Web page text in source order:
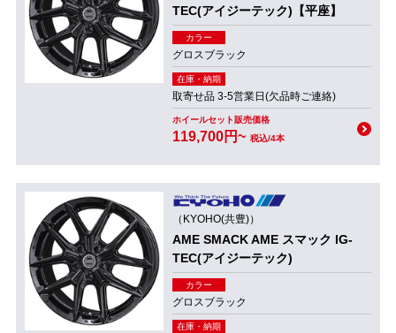
TEC(アイジーテック)【平座】
カラー
グロスブラック
在庫・納期
取寄せ品 3-5営業日(欠品時ご連絡)
ホイールセット販売価格
119,700円~ 税込/4本
（KYOHO(共豊)）
AME SMACK AME スマック IG-
TEC(アイジーテック)
カラー
グロスブラック
在庫・納期